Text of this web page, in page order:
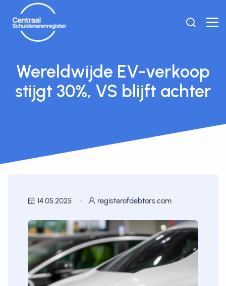
Wereldwijde EV-verkoop
stijgt 30%, VS blijft achter
14.05.2025 registerofdebtors.com